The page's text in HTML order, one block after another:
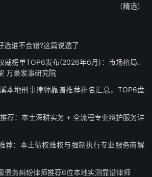
（精选）
选谁不会错?这篇说透了
威榜单TOP6发布(2026年6月)：市场格局、
万豪家事研究院
本地刑事律师靠谱推荐排名汇总，TOP6盘
荐：本土深耕实务 + 全流程专业辩护服务详
荐：本土债权维权与强制执行专业服务商解
债务纠纷律师推荐6位本地实测靠谱律师